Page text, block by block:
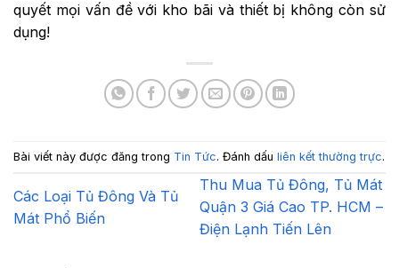
quyết mọi vấn đề với kho bãi và thiết bị không còn sử
dụng!
Bài viết này được đăng trong Tin Tức. Đánh dấu liên kết thường trực.
Các Loại Tủ Đông Và Tủ
Mát Phổ Biến
Thu Mua Tủ Đông, Tủ Mát
Quận 3 Giá Cao TP. HCM –
Điện Lạnh Tiến Lên